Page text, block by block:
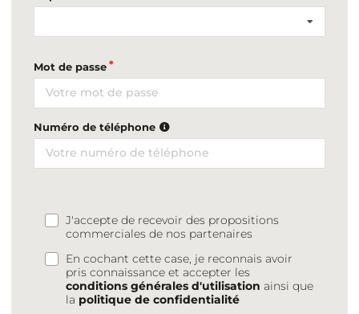
Mot de passe
Numéro de téléphone
J'accepte de recevoir des propositions
commerciales de nos partenaires
En cochant cette case, je reconnais avoir
pris connaissance et accepter les
conditions générales d'utilisation ainsi que
la politique de confidentialité